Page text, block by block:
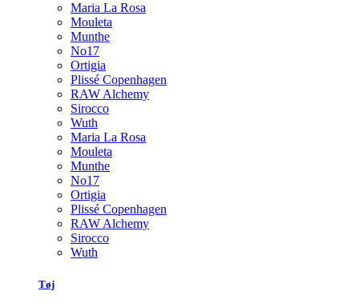
Maria La Rosa
Mouleta
Munthe
No17
Ortigia
Plissé Copenhagen
RAW Alchemy
Sirocco
Wuth
Maria La Rosa
Mouleta
Munthe
No17
Ortigia
Plissé Copenhagen
RAW Alchemy
Sirocco
Wuth
Tøj